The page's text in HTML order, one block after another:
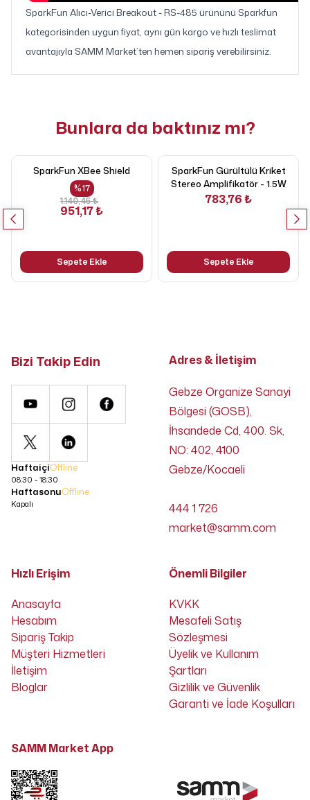
SparkFun Alıcı-Verici Breakout - RS-485 ürününü Sparkfun
kategorisinden uygun fiyat, aynı gün kargo ve hızlı teslimat
avantajıyla SAMM Market’ten hemen sipariş verebilirsiniz.
Bunlara da baktınız mı?
SparkFun XBee Shield
%17
1.140,45 ₺
951,17 ₺
Sepete Ekle
SparkFun Gürültülü Kriket
Stereo Amplifikatör - 1.5W
783,76 ₺
Sepete Ekle
Bizi Takip Edin
HaftaiçiOffline
08:30 - 18:30
HaftasonuOffline
Kapalı
Adres & İletişim
Gebze Organize Sanayi
Bölgesi (GOSB),
İhsandede Cd, 400. Sk,
NO: 402, 4100
Gebze/Kocaeli
444 1 726
market@samm.com
Hızlı Erişim
Anasayfa
Hesabım
Sipariş Takip
Müşteri Hizmetleri
İletişim
Bloglar
Önemli Bilgiler
KVKK
Mesafeli Satış
Sözleşmesi
Üyelik ve Kullanım
Şartları
Gizlilik ve Güvenlik
Garanti ve İade Koşulları
SAMM Market App